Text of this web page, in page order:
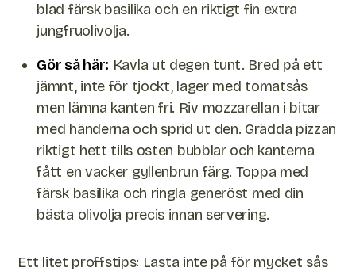
blad färsk basilika och en riktigt fin extra
jungfruolivolja.
Gör så här: Kavla ut degen tunt. Bred på ett
jämnt, inte för tjockt, lager med tomatsås
men lämna kanten fri. Riv mozzarellan i bitar
med händerna och sprid ut den. Grädda pizzan
riktigt hett tills osten bubblar och kanterna
fått en vacker gyllenbrun färg. Toppa med
färsk basilika och ringla generöst med din
bästa olivolja precis innan servering.
Ett litet proffstips: Lasta inte på för mycket sås